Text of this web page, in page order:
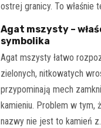
ostrej granicy. To właśnie
Agat mszysty –
symbolika
Agat mszysty łatwo
zielonych, nitkowatych
przypominają mech
kamieniu. Problem w tym,
nazwy nie jest to kamień